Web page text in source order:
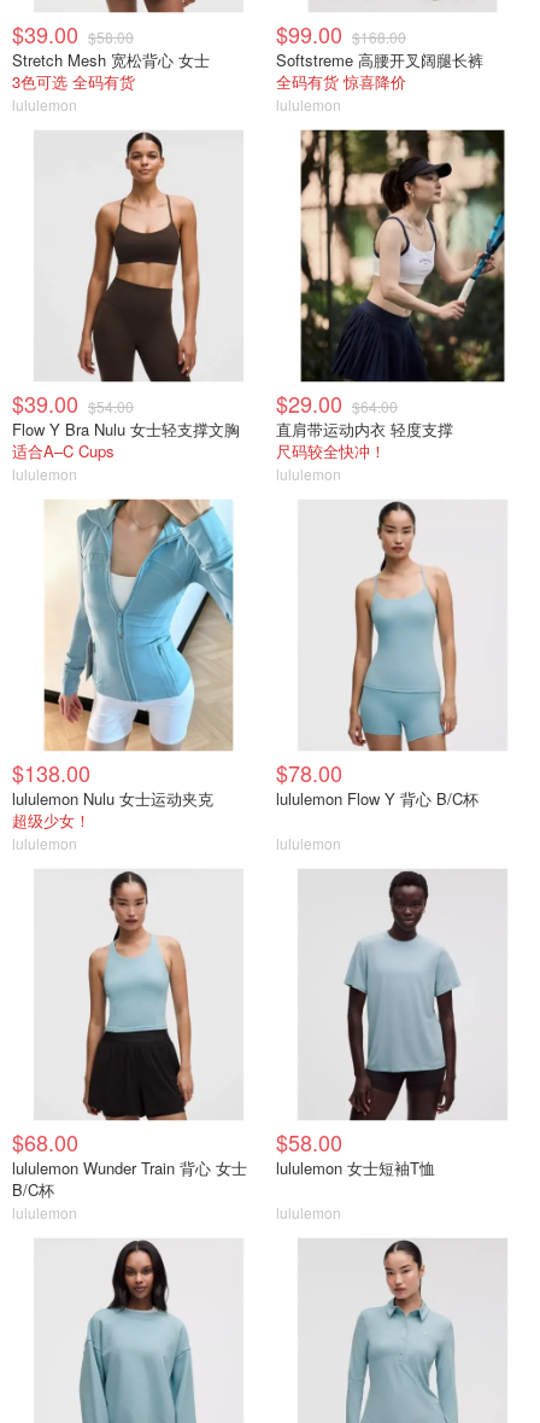
$39.00 $58.00
Stretch Mesh 宽松背心 女士
3色可选 全码有货
lululemon
$99.00 $168.00
Softstreme 高腰开叉阔腿长裤
全码有货 惊喜降价
lululemon
$39.00 $54.00
Flow Y Bra Nulu 女士轻支撑文胸
适合A–C Cups
lululemon
$29.00 $64.00
直肩带运动内衣 轻度支撑
尺码较全快冲！
lululemon
$138.00
lululemon Nulu 女士运动夹克
超级少女！
lululemon
$78.00
lululemon Flow Y 背心 B/C杯
lululemon
$68.00
lululemon Wunder Train 背心 女士
B/C杯
lululemon
$58.00
lululemon 女士短袖T恤
lululemon